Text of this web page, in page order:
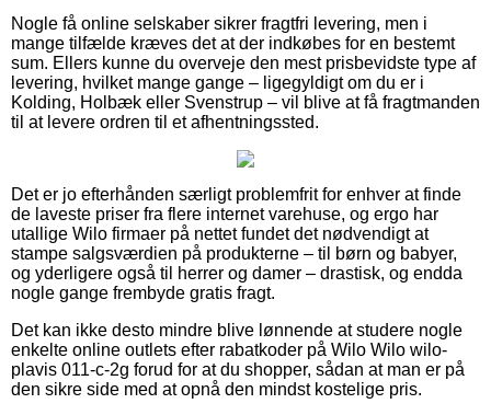
Nogle få online selskaber sikrer fragtfri levering, men i
mange tilfælde kræves det at der indkøbes for en bestemt
sum. Ellers kunne du overveje den mest prisbevidste type af
levering, hvilket mange gange – ligegyldigt om du er i
Kolding, Holbæk eller Svenstrup – vil blive at få fragtmanden
til at levere ordren til et afhentningssted.
Det er jo efterhånden særligt problemfrit for enhver at finde
de laveste priser fra flere internet varehuse, og ergo har
utallige Wilo firmaer på nettet fundet det nødvendigt at
stampe salgsværdien på produkterne – til børn og babyer,
og yderligere også til herrer og damer – drastisk, og endda
nogle gange frembyde gratis fragt.
Det kan ikke desto mindre blive lønnende at studere nogle
enkelte online outlets efter rabatkoder på Wilo Wilo wilo-
plavis 011-c-2g forud for at du shopper, sådan at man er på
den sikre side med at opnå den mindst kostelige pris.